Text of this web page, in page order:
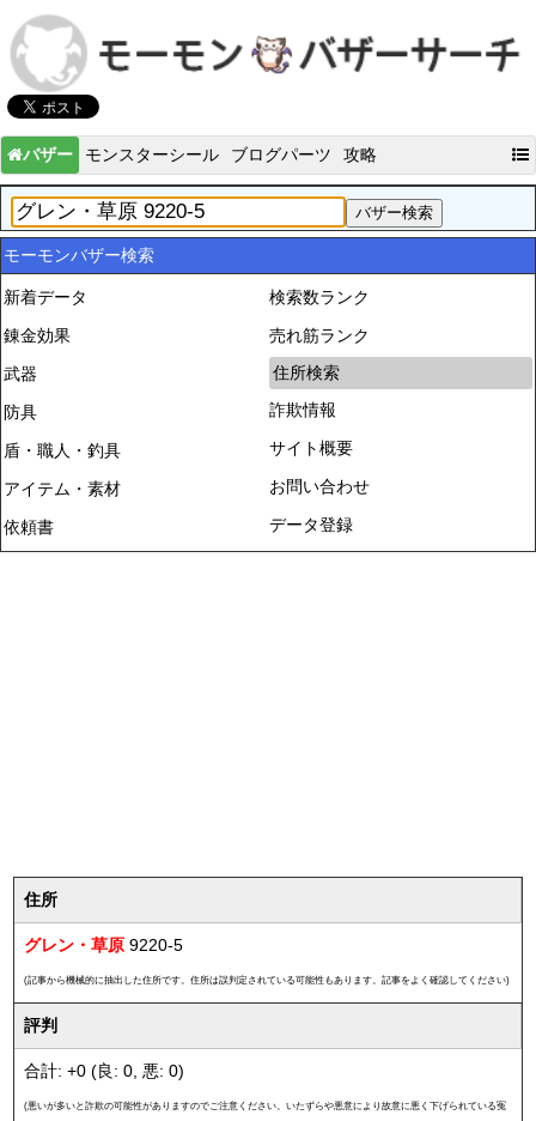
バザー モンスターシール ブログパーツ 攻略
モーモンバザー検索
新着データ
錬金効果
武器
防具
盾・職人・釣具
アイテム・素材
依頼書
検索数ランク
売れ筋ランク
住所検索
詐欺情報
サイト概要
お問い合わせ
データ登録
住所
グレン・草原 9220-5
(記事から機械的に抽出した住所です。住所は誤判定されている可能性もあります。記事をよく確認してください)
評判
合計: +0 (良: 0, 悪: 0)
(悪いが多いと詐欺の可能性がありますのでご注意ください。いたずらや悪意により故意に悪く下げられている冤